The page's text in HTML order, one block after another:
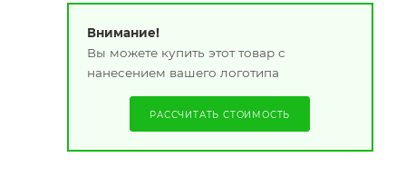
Внимание!
Вы можете купить этот товар с
нанесением вашего логотипа
РАССЧИТАТЬ СТОИМОСТЬ